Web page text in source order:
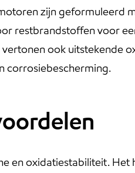
zijn geformuleerd
restbrandstoffen voor
ook uitstekende
corrosiebescherming.
en oxidatiestabiliteit.